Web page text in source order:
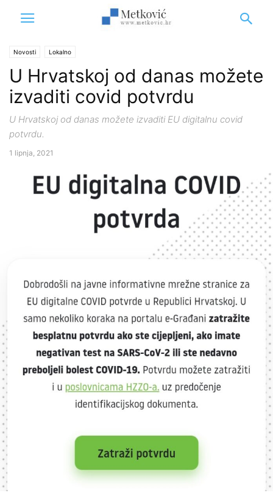
Novosti Lokalno
U Hrvatskoj od danas možete
izvaditi covid potvrdu
U Hrvatskoj od danas možete izvaditi EU digitalnu covid
potvrdu.
1 lipnja, 2021